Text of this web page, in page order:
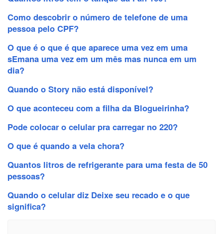
Como descobrir o número de telefone de uma
pessoa pelo CPF?
O que é o que é que aparece uma vez em uma
sEmana uma vez em um mês mas nunca em um
dia?
Quando o Story não está disponível?
O que aconteceu com a filha da Blogueirinha?
Pode colocar o celular pra carregar no 220?
O que é quando a vela chora?
Quantos litros de refrigerante para uma festa de 50
pessoas?
Quando o celular diz Deixe seu recado e o que
significa?